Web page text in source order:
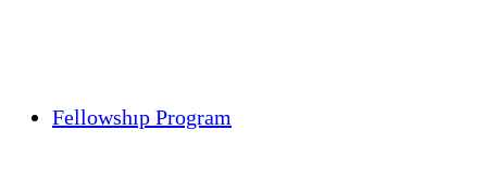
Fellowshıp Program